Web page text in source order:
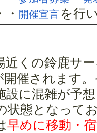
開催宣言 を行
近くの鈴鹿サ
開催されます
設に混雑が予
状態となって
早めに移動・